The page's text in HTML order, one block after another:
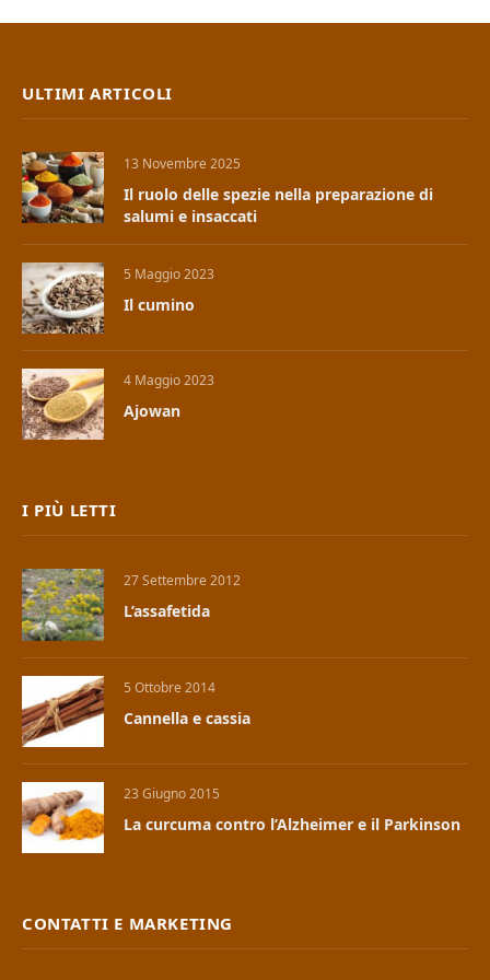
ULTIMI ARTICOLI
13 Novembre 2025
Il ruolo delle spezie nella preparazione di
salumi e insaccati
5 Maggio 2023
Il cumino
4 Maggio 2023
Ajowan
I PIÙ LETTI
27 Settembre 2012
L’assafetida
5 Ottobre 2014
Cannella e cassia
23 Giugno 2015
La curcuma contro l’Alzheimer e il Parkinson
CONTATTI E MARKETING